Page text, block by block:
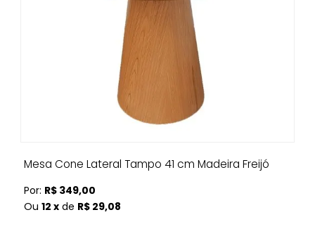
Mesa Cone Lateral Tampo 41 cm Madeira Freijó
Por: R$ 349,00
Ou 12 x de R$ 29,08